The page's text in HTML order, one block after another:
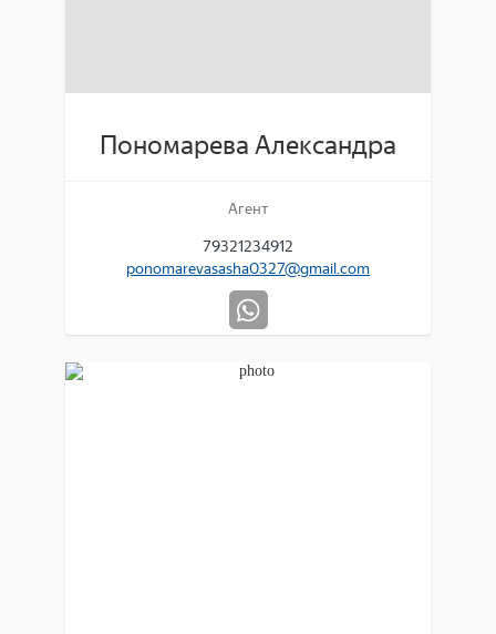
Пономарева Александра
Агент
79321234912
ponomarevasasha0327@gmail.com